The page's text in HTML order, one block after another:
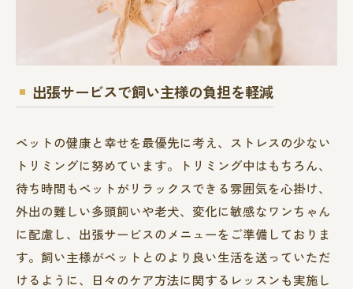
出張サービスで飼い主様の負担を軽減
ペットの健康と幸せを最優先に考え、ストレスの少ない
トリミングに努めています。トリミング中はもちろん、
待ち時間もペットがリラックスできる雰囲気を心掛け、
外出の難しい多頭飼いや老犬、変化に敏感なワンちゃん
に配慮し、出張サービスのメニューをご準備しておりま
す。飼い主様がペットとのより良い生活を送っていただ
けるように、日々のケア方法に関するレッスンも実施し